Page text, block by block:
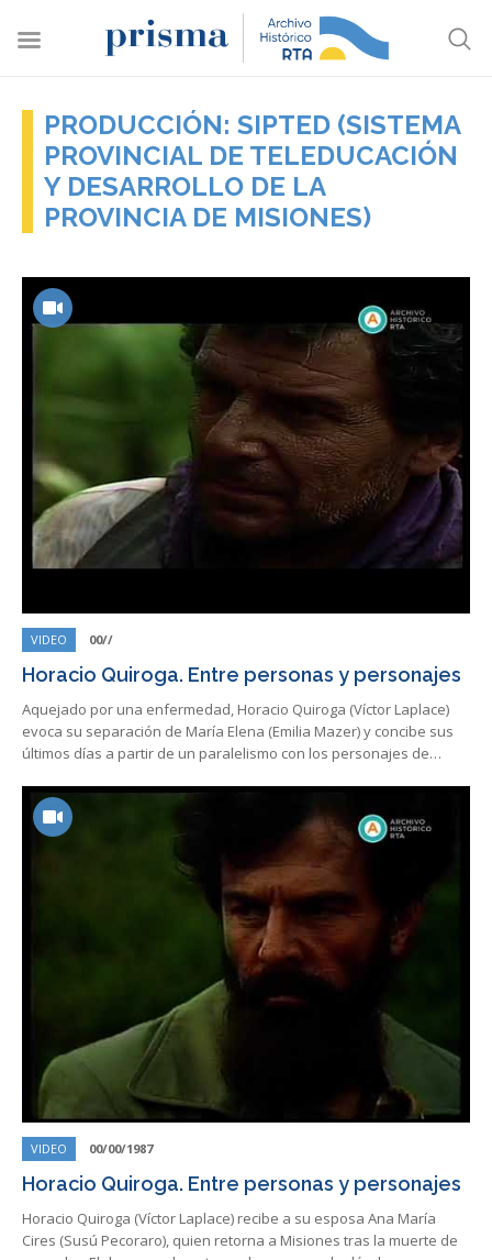
PRODUCCIÓN: SIPTED (SISTEMA
PROVINCIAL DE TELEDUCACIÓN
Y DESARROLLO DE LA
PROVINCIA DE MISIONES)
VIDEO 00//
Horacio Quiroga. Entre personas y personajes
Aquejado por una enfermedad, Horacio Quiroga (Víctor Laplace)
evoca su separación de María Elena (Emilia Mazer) y concibe sus
últimos días a partir de un paralelismo con los personajes de…
VIDEO 00/00/1987
Horacio Quiroga. Entre personas y personajes
Horacio Quiroga (Víctor Laplace) recibe a su esposa Ana María
Cires (Susú Pecoraro), quien retorna a Misiones tras la muerte de